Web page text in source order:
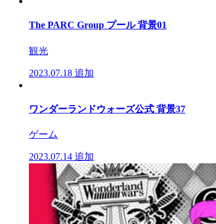
The PARC Group プール 背景01
観光
2023.07.18 追加
ワンダーランドウォーズ公式 背景37
ゲーム
2023.07.14 追加